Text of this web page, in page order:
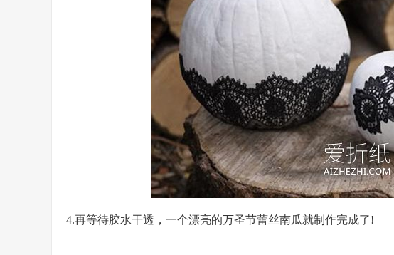
4.再等待胶水干透，一个漂亮的万圣节蕾丝南瓜就制作完成了!